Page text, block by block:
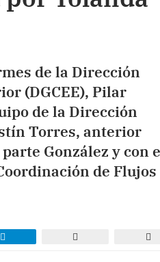
de la Dirección
(DGCEE), Pilar
de la Dirección
Torres, anterior
González y con
de Flujos